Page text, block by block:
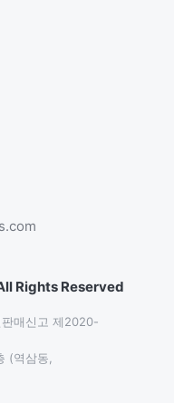
Rights Reserved
매신고 제2020-
(역삼동,